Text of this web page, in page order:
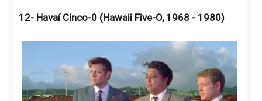
12- Havaí Cinco-0 (Hawaii Five-O, 1968 - 1980)